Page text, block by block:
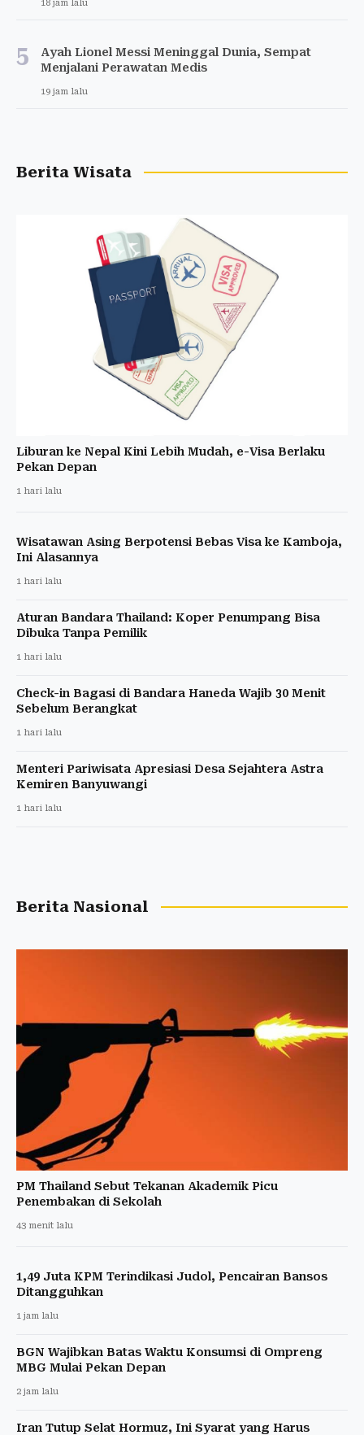
18 jam lalu
5
Ayah Lionel Messi Meninggal Dunia, Sempat
Menjalani Perawatan Medis
19 jam lalu
Berita Wisata
Liburan ke Nepal Kini Lebih Mudah, e-Visa Berlaku
Pekan Depan
1 hari lalu
Wisatawan Asing Berpotensi Bebas Visa ke Kamboja,
Ini Alasannya
1 hari lalu
Aturan Bandara Thailand: Koper Penumpang Bisa
Dibuka Tanpa Pemilik
1 hari lalu
Check-in Bagasi di Bandara Haneda Wajib 30 Menit
Sebelum Berangkat
1 hari lalu
Menteri Pariwisata Apresiasi Desa Sejahtera Astra
Kemiren Banyuwangi
1 hari lalu
Berita Nasional
PM Thailand Sebut Tekanan Akademik Picu
Penembakan di Sekolah
43 menit lalu
1,49 Juta KPM Terindikasi Judol, Pencairan Bansos
Ditangguhkan
1 jam lalu
BGN Wajibkan Batas Waktu Konsumsi di Ompreng
MBG Mulai Pekan Depan
2 jam lalu
Iran Tutup Selat Hormuz, Ini Syarat yang Harus